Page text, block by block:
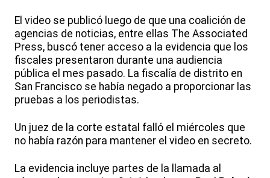
El video se publicó luego de que una coalición de
agencias de noticias, entre ellas The Associated
Press, buscó tener acceso a la evidencia que los
fiscales presentaron durante una audiencia
pública el mes pasado. La fiscalía de distrito en
San Francisco se había negado a proporcionar las
pruebas a los periodistas.
Un juez de la corte estatal falló el miércoles que
no había razón para mantener el video en secreto.
La evidencia incluye partes de la llamada al